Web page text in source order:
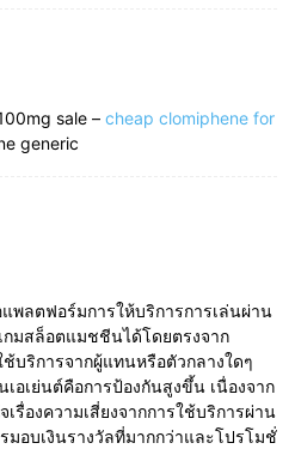
sale – cheap clomiphene for
generic
พลตฟอร์มการให้บริการการเล่นผ่าน
กมสล็อตแมชชีนได้โดยตรงจาก
ช้บริการจากผู้แทนหรือตัวกลางใดๆ
อเย่นต์คือการป้องกันสูงขึ้น เนื่องจาก
เรื่องความเสี่ยงจากการใช้บริการผ่าน
มอบเงินรางวัลที่มากกว่าและโปรโมชั่